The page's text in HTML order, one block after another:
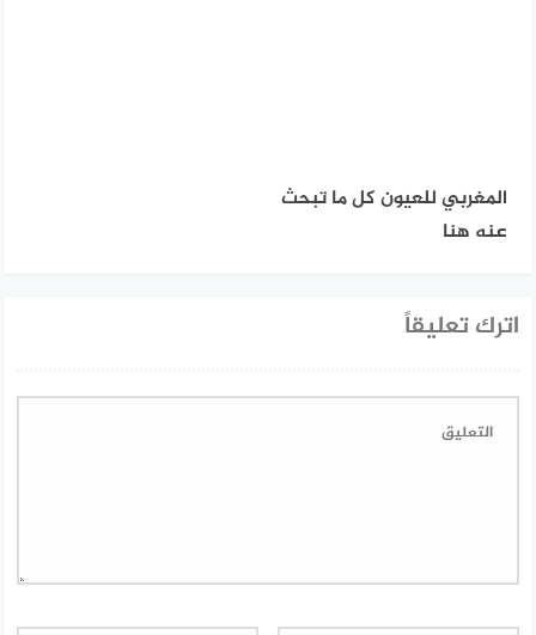
المغربي للعيون كل ما تبحث
عنه هنا
اترك تعليقاً